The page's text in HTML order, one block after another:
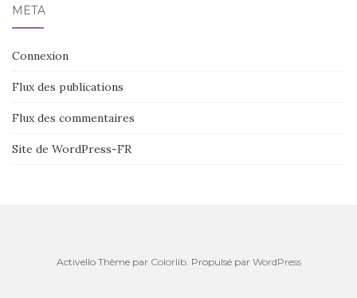
MÉTA
Connexion
Flux des publications
Flux des commentaires
Site de WordPress-FR
Activello Thème par Colorlib. Propulsé par WordPress